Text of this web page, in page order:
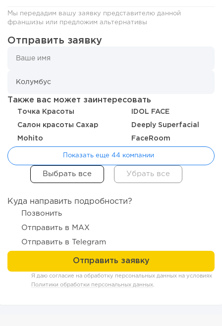
российский...
«Прибыль 20 млн в год, а я ездил на метро»: куда в
интернет-магазине...
Мы передадим вашу заявку представителю данной
франшизы или предложим альтернативы
Отправить заявку
Также вас может заинтересовать
Точка Красоты IDOL FACE
Салон красоты Сахар Deeply Superfacial
Mohito FaceRoom
Показать еще 44 компании
Куда направить подробности?
Позвонить
Отправить в MAX
Отправить в Telegram
Я даю согласие на обработку персональных данных на условиях
Политики обработки персональных данных.